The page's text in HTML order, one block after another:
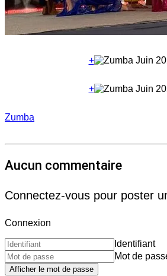
+
+
Zumba
Aucun commentaire
Connectez-vous pour poster
Connexion
Identifiant
Mot de
Afficher le mot de passe